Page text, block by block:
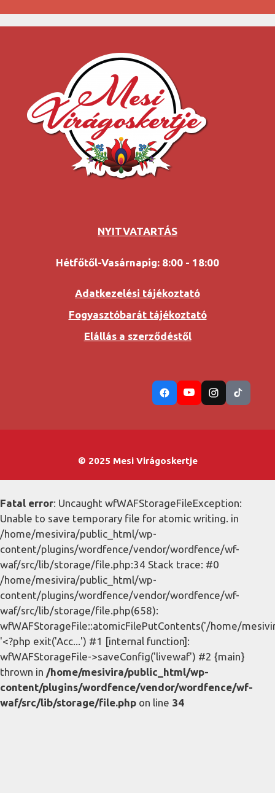
NYITVATARTÁS
Hétfőtől-Vasárnapig: 8:00 - 18:00
Adatkezelési tájékoztató
Fogyasztóbarát tájékoztató
Elállás a szerződéstől
© 2025 Mesi Virágoskertje
Fatal error: Uncaught wfWAFStorageFileException:
Unable to save temporary file for atomic writing. in
/home/mesivira/public_html/wp-
content/plugins/wordfence/vendor/wordfence/wf-
waf/src/lib/storage/file.php:34 Stack trace: #0
/home/mesivira/public_html/wp-
content/plugins/wordfence/vendor/wordfence/wf-
waf/src/lib/storage/file.php(658):
wfWAFStorageFile::atomicFilePutContents('/home/
'<?php exit('Acc...') #1 [internal function]:
wfWAFStorageFile->saveConfig('livewaf') #2 {main}
thrown in /home/mesivira/public_html/wp-
content/plugins/wordfence/vendor/wordfence/wf-
waf/src/lib/storage/file.php on line 34